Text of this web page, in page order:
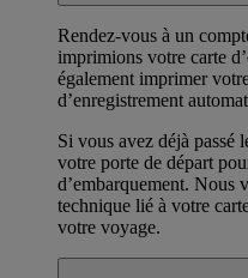
Rendez-vous à un
imprimions votre carte
également imprimer
d’enregistrement
Si vous avez déjà passé
votre porte de départ
d’embarquement. Nous
technique lié à votre
votre voyage.